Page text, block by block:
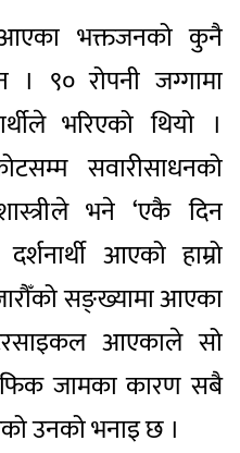
आएका भक्तजनको कुनै
। ९० रोपनी जग्गामा
भरिएको थियो ।
सवारीसाधनको
भने ‘एकै दिन
आएको हाम्रो
सङ्ख्यामा आएका
आएकाले सो
जामका कारण सबै
उनको भनाइ छ ।